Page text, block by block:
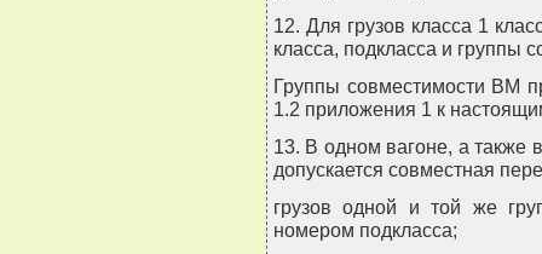
12. Для грузов класса 1
класса, подкласса и группы
Группы совместимости ВМ
1.2 приложения 1 к
13. В одном вагоне, а также
допускается совместная
грузов одной и той же
номером подкласса;